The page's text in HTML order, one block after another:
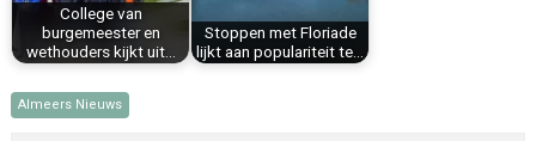
College van
burgemeester en
wethouders kijkt uit…
Stoppen met Floriade
lijkt aan populariteit te…
Almeers Nieuws